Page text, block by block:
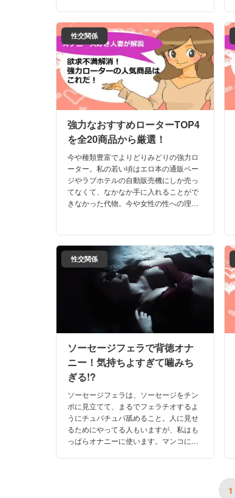
す。
性交関係
強力なおすすめローターTOP4
を全20商品から厳選！
今や種類豊富でよりどりみどりの強力ロ
ーター。私の若い頃はエロ本の通販ペー
ジやラブホテルの自動販売機にしか売っ
てなくて、なかなか手に入れることがで
きなかった代物。今や女性の性への理解
ました。
性交関係
ソーセージフェラで背徳オナ
ニー！気持ちよすぎて噛みち
ぎる!?
ソーセージフェラは、ソーセージをチン
ポに見立てて、まるでフェラチオするよ
うにチュパチュパ舐めること。人に見せ
るためにやってる人もいますが、私はも
っぱらオナニーに使います。マンコに差
1